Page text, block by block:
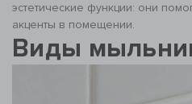
эстетические функции: они
акценты в помещении.
Виды